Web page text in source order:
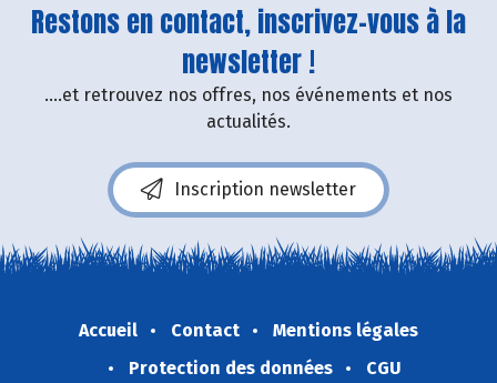
Restons en contact, inscrivez-vous à la
newsletter !
....et retrouvez nos offres, nos événements et nos
actualités.
Inscription newsletter
Accueil Contact
Mentions légales
Protection des données
CGU